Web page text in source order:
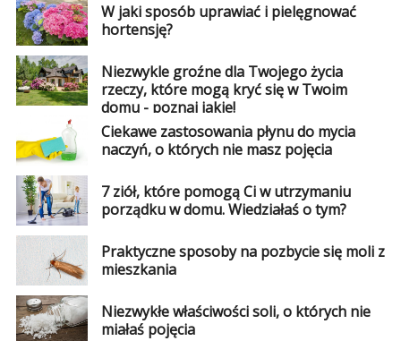
W jaki sposób uprawiać i pielęgnować
hortensję?
Niezwykle groźne dla Twojego życia
rzeczy, które mogą kryć się w Twoim
domu - poznaj jakie!
Ciekawe zastosowania płynu do mycia
naczyń, o których nie masz pojęcia
7 ziół, które pomogą Ci w utrzymaniu
porządku w domu. Wiedziałaś o tym?
Praktyczne sposoby na pozbycie się moli z
mieszkania
Niezwykłe właściwości soli, o których nie
miałaś pojęcia